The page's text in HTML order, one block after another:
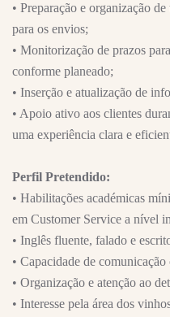
• Preparação e organização
para os envios;
• Monitorização de prazos
conforme planeado;
• Inserção e atualização de
• Apoio ativo aos clientes
uma experiência clara e
Perfil Pretendido:
• Habilitações académicas
em Customer Service a nível
• Inglês fluente, falado e
• Capacidade de
• Organização e atenção ao
• Interesse pela área dos